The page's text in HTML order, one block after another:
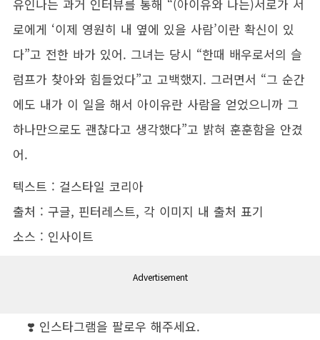
유인나는 과거 인터뷰를 통해 “(아이유와 나는)서로가 서
로에게 ‘이제 영원히 내 옆에 있을 사람’이란 확신이 있
다”고 전한 바가 있어. 그녀는 당시 “한때 배우로서의 슬
럼프가 찾아와 힘들었다”고 고백했지. 그러면서 “그 순간
에도 내가 이 일을 해서 아이유란 사람을 얻었으니까 그
하나만으로도 괜찮다고 생각했다”고 밝혀 훈훈함을 안겼
어.
텍스트 : 걸스타일 코리아
출처 : 구글, 핀터레스트, 각 이미지 내 출처 표기
소스 : 인사이트
Advertisement
❣️ 인스타그램을 팔로우 해주세요.